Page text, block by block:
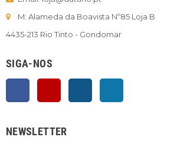
M: Alameda da Boavista Nº85 Loja B
4435-213 Rio Tinto - Gondomar
SIGA-NOS
FacebookYouTube Instagram
NEWSLETTER